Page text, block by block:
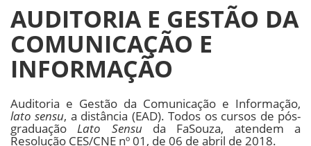
AUDITORIA E GESTÃO DA
COMUNICAÇÃO E
INFORMAÇÃO
Auditoria e Gestão da Comunicação e Informação,
lato sensu, a distância (EAD). Todos os cursos de pós-
graduaçãoLato Sensuda FaSouza, atendem a
Resolução CES/CNE nº 01, de 06 de abril de 2018.